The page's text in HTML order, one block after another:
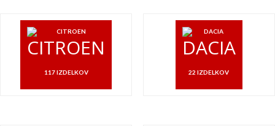
CITROEN
117 IZDELKOV
DACIA
22 IZDELKOV